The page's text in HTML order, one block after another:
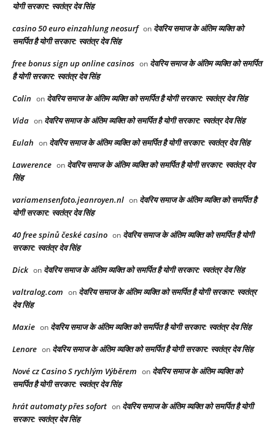
योगी सरकार: स्वतंत्र देव सिंह
casino 50 euro einzahlung neosurf on देवरिय समाज के अंतिम व्यक्ति को
समर्पित है योगी सरकार: स्वतंत्र देव सिंह
free bonus sign up online casinos on देवरिय समाज के अंतिम व्यक्ति को समर्पित
है योगी सरकार: स्वतंत्र देव सिंह
Colin on देवरिय समाज के अंतिम व्यक्ति को समर्पित है योगी सरकार: स्वतंत्र देव सिंह
Vida on देवरिय समाज के अंतिम व्यक्ति को समर्पित है योगी सरकार: स्वतंत्र देव सिंह
Eulah on देवरिय समाज के अंतिम व्यक्ति को समर्पित है योगी सरकार: स्वतंत्र देव सिंह
Lawerence on देवरिय समाज के अंतिम व्यक्ति को समर्पित है योगी सरकार: स्वतंत्र देव
सिंह
variamensenfoto.jeanroyen.nl on देवरिय समाज के अंतिम व्यक्ति को समर्पित है
योगी सरकार: स्वतंत्र देव सिंह
40 free spinů české casino on देवरिय समाज के अंतिम व्यक्ति को समर्पित है योगी
सरकार: स्वतंत्र देव सिंह
Dick on देवरिय समाज के अंतिम व्यक्ति को समर्पित है योगी सरकार: स्वतंत्र देव सिंह
valtralog.com on देवरिय समाज के अंतिम व्यक्ति को समर्पित है योगी सरकार: स्वतंत्र
देव सिंह
Maxie on देवरिय समाज के अंतिम व्यक्ति को समर्पित है योगी सरकार: स्वतंत्र देव सिंह
Lenore on देवरिय समाज के अंतिम व्यक्ति को समर्पित है योगी सरकार: स्वतंत्र देव सिंह
Nové cz Casino S rychlým Výběrem on देवरिय समाज के अंतिम व्यक्ति को
समर्पित है योगी सरकार: स्वतंत्र देव सिंह
hrát automaty přes sofort on देवरिय समाज के अंतिम व्यक्ति को समर्पित है योगी
सरकार: स्वतंत्र देव सिंह